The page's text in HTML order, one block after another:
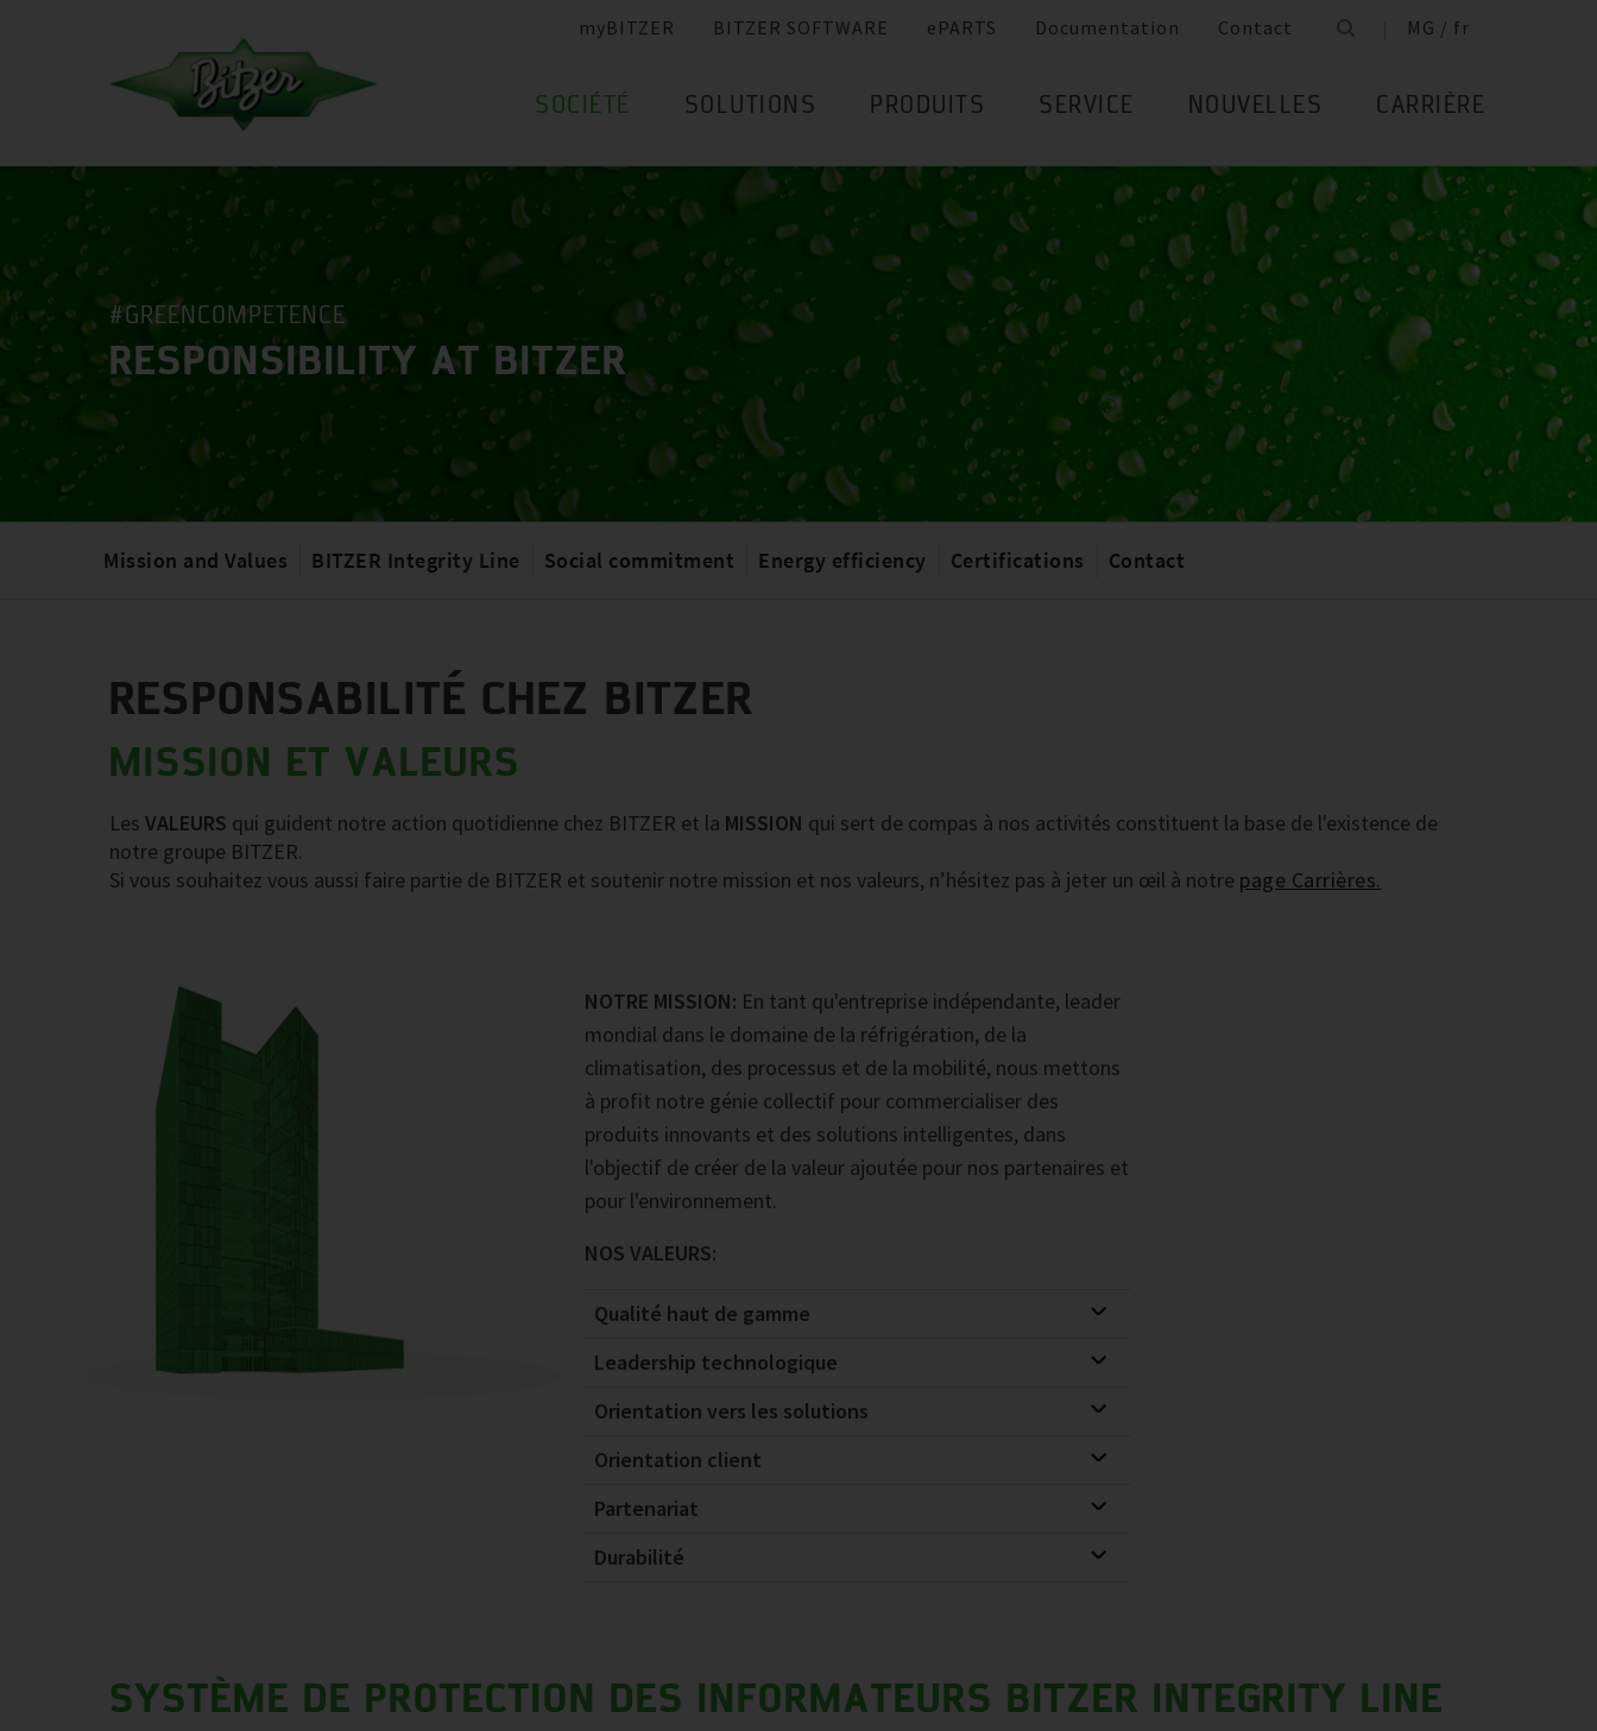
myBITZER BITZER SOFTWARE ePARTS Documentation Contact MG / fr
SOCIÉTÉ SOLUTIONS PRODUITS SERVICE NOUVELLES CARRIÈRE
#GREENCOMPETENCE
RESPONSIBILITY AT BITZER
Mission and Values BITZER Integrity Line Social commitment Energy efficiency Certifications Contact
RESPONSABILITÉ CHEZ BITZER
MISSION ET VALEURS
Les VALEURS qui guident notre action quotidienne chez BITZER et la MISSION qui sert de compas à nos activités constituent la base de l'existence de
notre groupe BITZER.
Si vous souhaitez vous aussi faire partie de BITZER et soutenir notre mission et nos valeurs, n’hésitez pas à jeter un œil à notre page Carrières.
NOTRE MISSION: En tant qu'entreprise indépendante, leader
mondial dans le domaine de la réfrigération, de la
climatisation, des processus et de la mobilité, nous mettons
à profit notre génie collectif pour commercialiser des
produits innovants et des solutions intelligentes, dans
l'objectif de créer de la valeur ajoutée pour nos partenaires et
pour l'environnement.
NOS VALEURS:
Qualité haut de gamme
Leadership technologique
Orientation vers les solutions
Orientation client
Partenariat
Durabilité
SYSTÈME DE PROTECTION DES INFORMATEURS BITZER INTEGRITY LINE